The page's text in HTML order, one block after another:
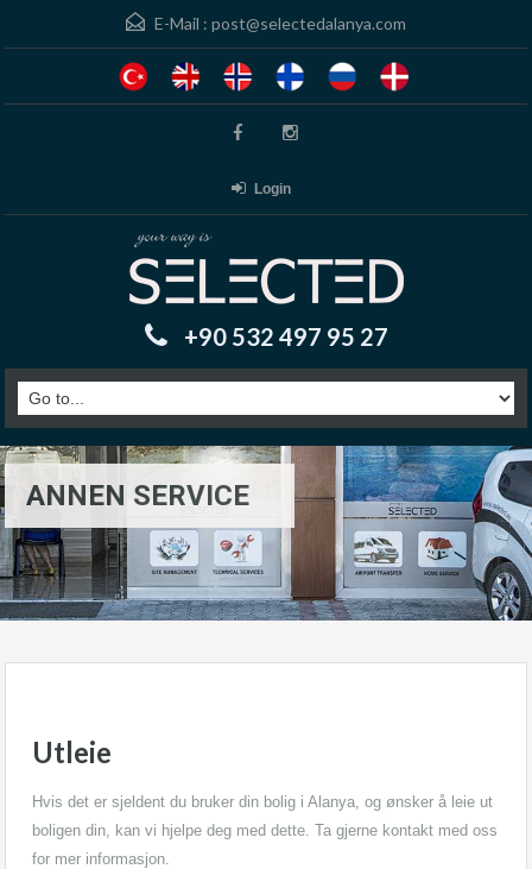
E-Mail : post@selectedalanya.com
Login
+90 532 497 95 27
ANNEN SERVICE
Utleie
Hvis det er sjeldent du bruker din bolig i Alanya, og ønsker å leie ut
boligen din, kan vi hjelpe deg med dette. Ta gjerne kontakt med oss
for mer informasjon.